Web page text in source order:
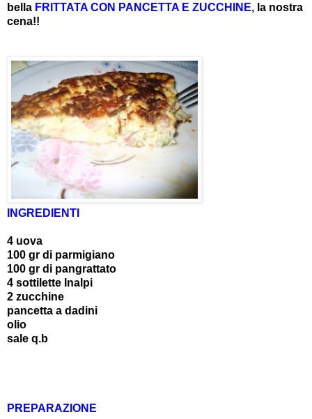
bella FRITTATA CON PANCETTA E ZUCCHINE, la nostra
cena!!
INGREDIENTI
4 uova
100 gr di parmigiano
100 gr di pangrattato
4 sottilette Inalpi
2 zucchine
pancetta a dadini
olio
sale q.b
PREPARAZIONE